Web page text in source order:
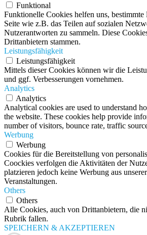
Funktional
Funktionelle Cookies helfen uns,
Seite wie z.B. das Teilen auf sozialen
Nutzerantworten zu sammeln. Diese
Drittanbietern stammen.
Leistungsfähigkeit
Leistungsfähigkeit
Mittels dieser Cookies können wir die
und ggf. Verbesserungen vornehmen.
Analytics
Analytics
Analytical cookies are used to understand
the website. These cookies help provide
number of visitors, bounce rate, traffic
Werbung
Werbung
Cookies für die Bereitstellung von
Coockies verfolgen die Aktivitäten der
platzieren jedoch keine Werbung aus
Veranstaltungen.
Others
Others
Alle Cookies, auch von Drittanbietern, die
Rubrik fallen.
SPEICHERN & AKZEPTIEREN